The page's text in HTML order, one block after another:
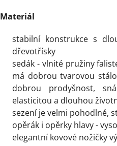
Materiál
stabilní konstrukce s
dřevotřísky
sedák - vlnité pružiny
má dobrou tvarovou
dobrou prodyšnost,
elasticitou a dlouhou
sezení je velmi pohodlné,
opěrák i opěrky hlavy -
elegantní kovové nožičky